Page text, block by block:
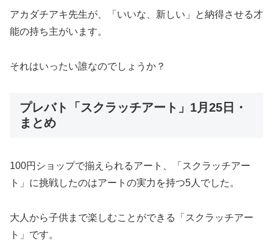
アカダチアキ先生が、「いいな、新しい」と納得させる才
能の持ち主がいます。
それはいったい誰なのでしょうか？
プレバト「スクラッチアート」1月25日・
まとめ
100円ショップで揃えられるアート、「スクラッチアー
ト」に挑戦したのはアートの実力を持つ5人でした。
大人から子供まで楽しむことができる「スクラッチアー
ト」です。